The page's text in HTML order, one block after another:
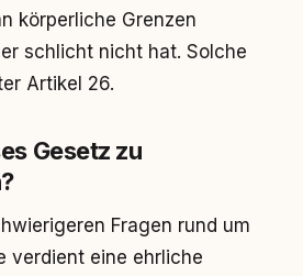
körperliche Grenzen
schlicht nicht hat. Solche
Artikel 26.
Gesetz zu
Fragen rund um
verdient eine ehrliche